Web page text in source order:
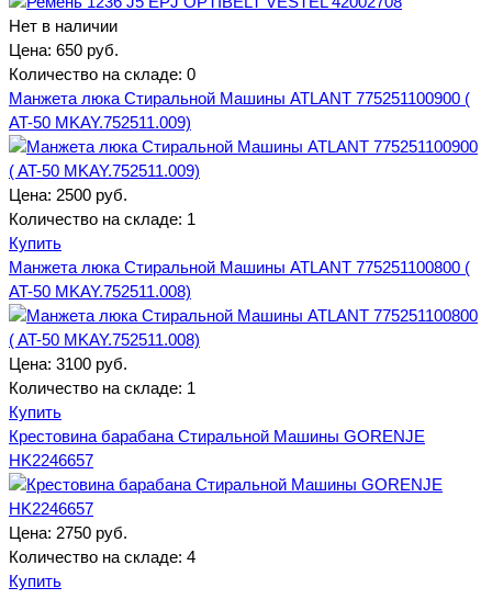
Нет в наличии
Цена: 650 руб.
Количество на складе: 0
Манжета люка Стиральной Машины ATLANT 775251100900 (
AT-50 MKAY.752511.009)
Цена: 2500 руб.
Количество на складе: 1
Купить
Манжета люка Стиральной Машины ATLANT 775251100800 (
AT-50 MKAY.752511.008)
Цена: 3100 руб.
Количество на складе: 1
Купить
Крестовина барабана Стиральной Машины GORENJE
HK2246657
Цена: 2750 руб.
Количество на складе: 4
Купить